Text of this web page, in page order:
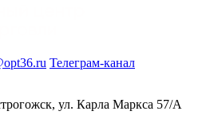
Телеграм-канал
ул. Карла Маркса 57/А